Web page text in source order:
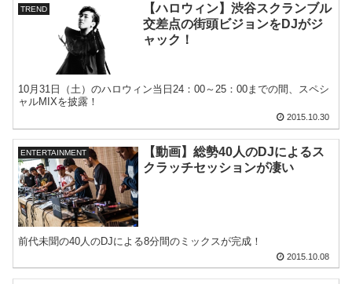
TREND
【ハロウィン】渋谷スクランブル
交差点の街頭ビジョンをDJがジ
ャック！
10月31日（土）のハロウィン当日24：00～25：00までの間、スペシ
ャルMIXを披露！
2015.10.30
ENTERTAINMENT
【動画】総勢40人のDJによるス
クラッチセッションが凄い
前代未聞の40人のDJによる8分間のミックスが完成！
2015.10.08